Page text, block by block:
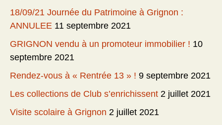
18/09/21 Journée du Patrimoine à Grignon :
ANNULEE 11 septembre 2021
GRIGNON vendu à un promoteur immobilier ! 10
septembre 2021
Rendez-vous à « Rentrée 13 » ! 9 septembre 2021
Les collections de Club s’enrichissent 2 juillet 2021
Visite scolaire à Grignon 2 juillet 2021